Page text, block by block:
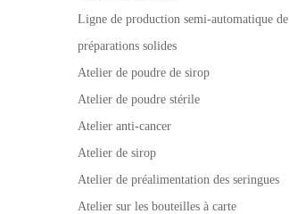
Ligne de production semi-automatique de
préparations solides
Atelier de poudre de sirop
Atelier de poudre stérile
Atelier anti-cancer
Atelier de sirop
Atelier de préalimentation des seringues
Atelier sur les bouteilles à carte